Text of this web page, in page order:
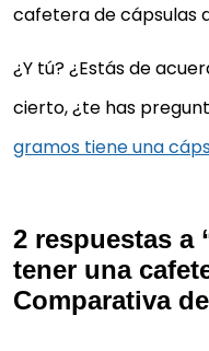
cafetera de cápsulas
¿Y tú? ¿Estás de
cierto, ¿te has
gramos tiene una
2 respuestas a
tener una
Comparativa